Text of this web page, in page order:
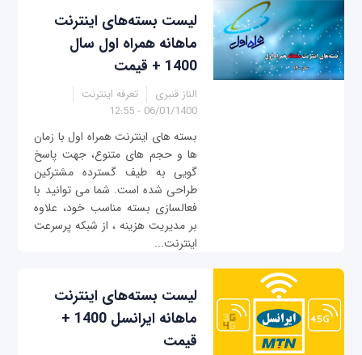
لیست بسته‌های اینترنت
ماهانه همراه اول سال
1400 + قیمت
الناز قنبری
تعرفه اینترنت
06/01/1400 - 12:55
بسته های اینترنت همراه اول با زمان
ها و حجم های متنوع، جهت پاسخ
گویی به طیف گسترده مشترکین
طراحی شده است. شما می توانید با
فعالسازی بسته مناسب خود، علاوه
بر مدیریت هزینه ، از شبکه پرسرعت
اینترنت...
لیست بسته‌های اینترنت
ماهانه ایرانسل 1400 +
قیمت